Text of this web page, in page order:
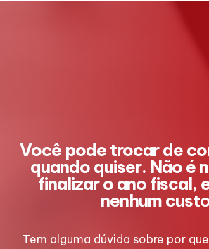
Você pode trocar de
quando quiser. Não é
finalizar o ano fiscal,
nenhum
Tem alguma dúvida sobre por